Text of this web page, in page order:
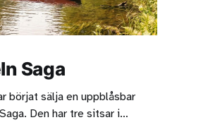
Saga
börjat sälja en uppblåsbar
Den har tre sitsar i